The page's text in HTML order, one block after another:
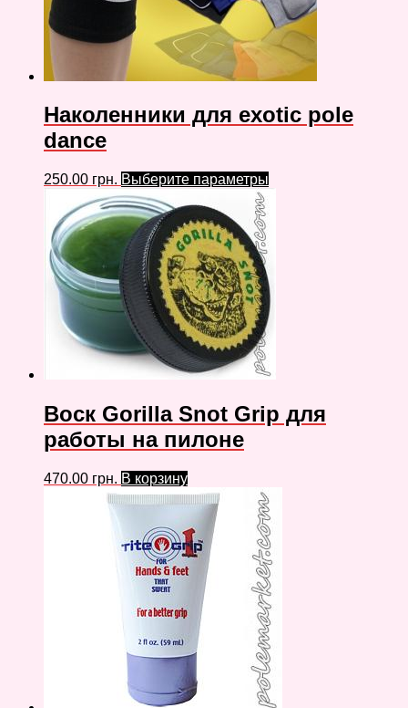
Наколенники для exotic pole
dance
250.00 грн. Выберите параметры
Воск Gorilla Snot Grip для
работы на пилоне
470.00 грн. В корзину